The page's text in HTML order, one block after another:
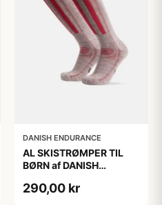
DANISH ENDURANCE
AL SKISTRØMPER TIL
BØRN af DANISH
Lysegrå/Lyserød, 35-38
290,00 kr